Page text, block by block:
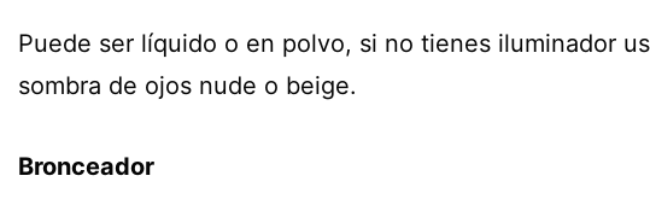
Puede ser líquido o en polvo, si no tienes iluminador
sombra de ojos nude o beige.
Bronceador